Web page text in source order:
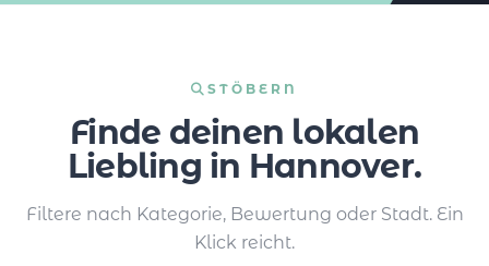
STÖBERN
Finde deinen lokalen
Liebling in Hannover.
Filtere nach Kategorie, Bewertung oder Stadt. Ein
Klick reicht.